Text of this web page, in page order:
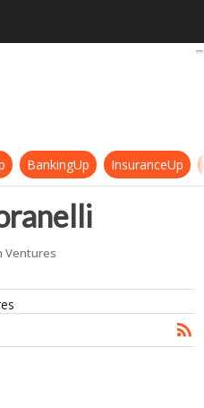
Fioranelli
BankingUp InsuranceUp
Ventures